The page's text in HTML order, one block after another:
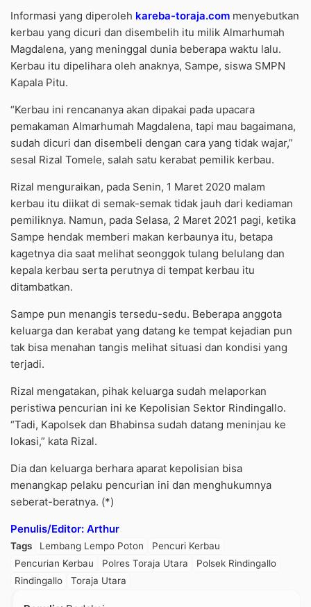
Informasi yang diperoleh kareba-toraja.com menyebutkan
kerbau yang dicuri dan disembelih itu milik Almarhumah
Magdalena, yang meninggal dunia beberapa waktu lalu.
Kerbau itu dipelihara oleh anaknya, Sampe, siswa SMPN
Kapala Pitu.
“Kerbau ini rencananya akan dipakai pada upacara
pemakaman Almarhumah Magdalena, tapi mau bagaimana,
sudah dicuri dan disembeli dengan cara yang tidak wajar,”
sesal Rizal Tomele, salah satu kerabat pemilik kerbau.
Rizal menguraikan, pada Senin, 1 Maret 2020 malam
kerbau itu diikat di semak-semak tidak jauh dari kediaman
pemiliknya. Namun, pada Selasa, 2 Maret 2021 pagi, ketika
Sampe hendak memberi makan kerbaunya itu, betapa
kagetnya dia saat melihat seonggok tulang belulang dan
kepala kerbau serta perutnya di tempat kerbau itu
ditambatkan.
Sampe pun menangis tersedu-sedu. Beberapa anggota
keluarga dan kerabat yang datang ke tempat kejadian pun
tak bisa menahan tangis melihat situasi dan kondisi yang
terjadi.
Rizal mengatakan, pihak keluarga sudah melaporkan
peristiwa pencurian ini ke Kepolisian Sektor Rindingallo.
“Tadi, Kapolsek dan Bhabinsa sudah datang meninjau ke
lokasi,” kata Rizal.
Dia dan keluarga berhara aparat kepolisian bisa
menangkap pelaku pencurian ini dan menghukumnya
seberat-beratnya. (*)
Penulis/Editor: Arthur
Tags Lembang Lempo Poton
Pencuri Kerbau
Pencurian Kerbau
Polres Toraja Utara
Polsek Rindingallo
Rindingallo
Toraja Utara